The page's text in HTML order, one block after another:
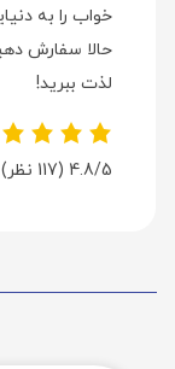
خواب را به
حالا سفارش
لذت ببرید!
4.8/5 (117 نظر)